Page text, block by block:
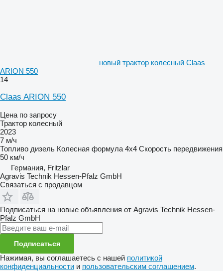
новый трактор колесный Claas
ARION 550
14
Claas ARION 550
Цена по запросу
Трактор колесный
2023
7 м/ч
Топливо дизель Колесная формула 4x4 Скорость передвижения
50 км/ч
Германия, Fritzlar
Agravis Technik Hessen-Pfalz GmbH
Связаться с продавцом
Подписаться на новые объявления от Agravis Technik Hessen-
Pfalz GmbH
Подписаться
Нажимая, вы соглашаетесь с нашей политикой
конфиденциальности и пользовательским соглашением.